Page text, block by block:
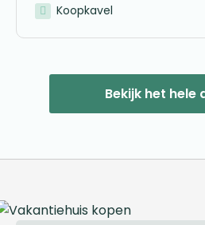
Koopkavel
Bekijk het hele